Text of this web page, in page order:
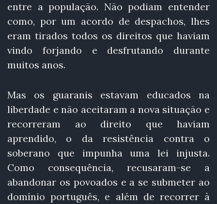
entre a população. Não podiam entender
como, por um acordo de despachos, lhes
eram tirados todos os direitos que haviam
vindo forjando e desfrutando durante
muitos anos.
Mas os guaranis estavam educados na
liberdade e não aceitaram a nova situação e
recorreram ao direito que haviam
aprendido, o da resistência contra o
soberano que impunha uma lei injusta.
Como consequência, recusaram-se a
abandonar os povoados e a se submeter ao
domínio português, e além de recorrer à